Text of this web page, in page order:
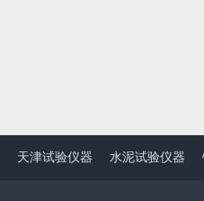
天津试验仪器 水泥试验仪器